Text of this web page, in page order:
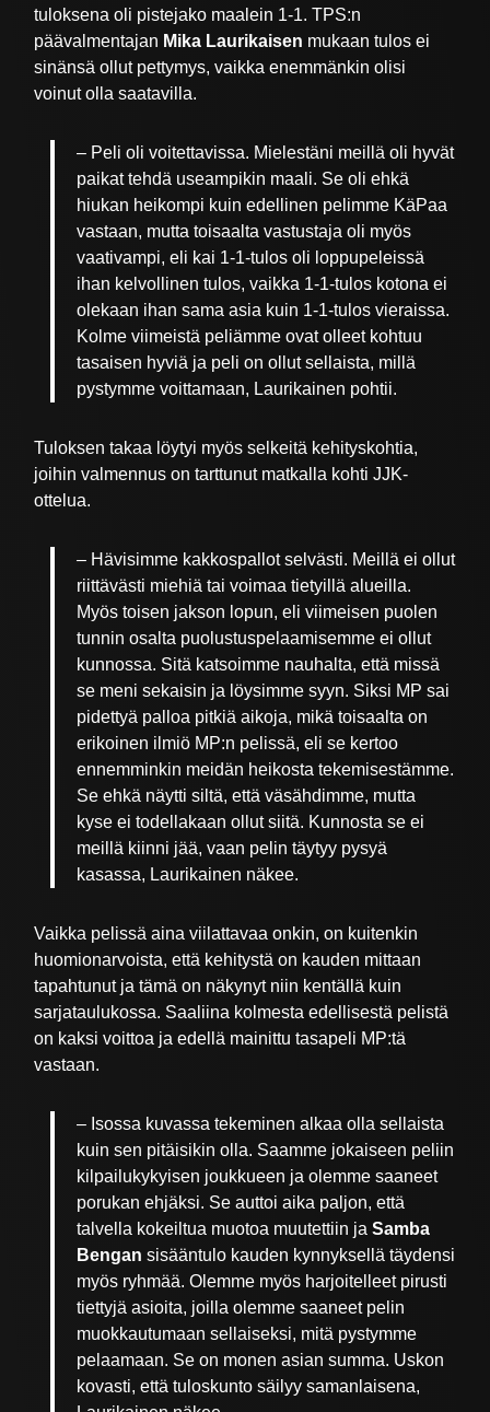
tuloksena oli pistejako maalein 1-1. TPS:n
päävalmentajan Mika Laurikaisen mukaan tulos ei
sinänsä ollut pettymys, vaikka enemmänkin olisi
voinut olla saatavilla.
– Peli oli voitettavissa. Mielestäni meillä oli hyvät
paikat tehdä useampikin maali. Se oli ehkä
hiukan heikompi kuin edellinen pelimme KäPaa
vastaan, mutta toisaalta vastustaja oli myös
vaativampi, eli kai 1-1-tulos oli loppupeleissä
ihan kelvollinen tulos, vaikka 1-1-tulos kotona ei
olekaan ihan sama asia kuin 1-1-tulos vieraissa.
Kolme viimeistä peliämme ovat olleet kohtuu
tasaisen hyviä ja peli on ollut sellaista, millä
pystymme voittamaan, Laurikainen pohtii.
Tuloksen takaa löytyi myös selkeitä kehityskohtia,
joihin valmennus on tarttunut matkalla kohti JJK-
ottelua.
– Hävisimme kakkospallot selvästi. Meillä ei ollut
riittävästi miehiä tai voimaa tietyillä alueilla.
Myös toisen jakson lopun, eli viimeisen puolen
tunnin osalta puolustuspelaamisemme ei ollut
kunnossa. Sitä katsoimme nauhalta, että missä
se meni sekaisin ja löysimme syyn. Siksi MP sai
pidettyä palloa pitkiä aikoja, mikä toisaalta on
erikoinen ilmiö MP:n pelissä, eli se kertoo
ennemminkin meidän heikosta tekemisestämme.
Se ehkä näytti siltä, että väsähdimme, mutta
kyse ei todellakaan ollut siitä. Kunnosta se ei
meillä kiinni jää, vaan pelin täytyy pysyä
kasassa, Laurikainen näkee.
Vaikka pelissä aina viilattavaa onkin, on kuitenkin
huomionarvoista, että kehitystä on kauden mittaan
tapahtunut ja tämä on näkynyt niin kentällä kuin
sarjataulukossa. Saaliina kolmesta edellisestä pelistä
on kaksi voittoa ja edellä mainittu tasapeli MP:tä
vastaan.
– Isossa kuvassa tekeminen alkaa olla sellaista
kuin sen pitäisikin olla. Saamme jokaiseen peliin
kilpailukykyisen joukkueen ja olemme saaneet
porukan ehjäksi. Se auttoi aika paljon, että
talvella kokeiltua muotoa muutettiin jaSamba
Bengan sisääntulo kauden kynnyksellä täydensi
myös ryhmää. Olemme myös harjoitelleet pirusti
tiettyjä asioita, joilla olemme saaneet pelin
muokkautumaan sellaiseksi, mitä pystymme
pelaamaan. Se on monen asian summa. Uskon
kovasti, että tuloskunto säilyy samanlaisena,